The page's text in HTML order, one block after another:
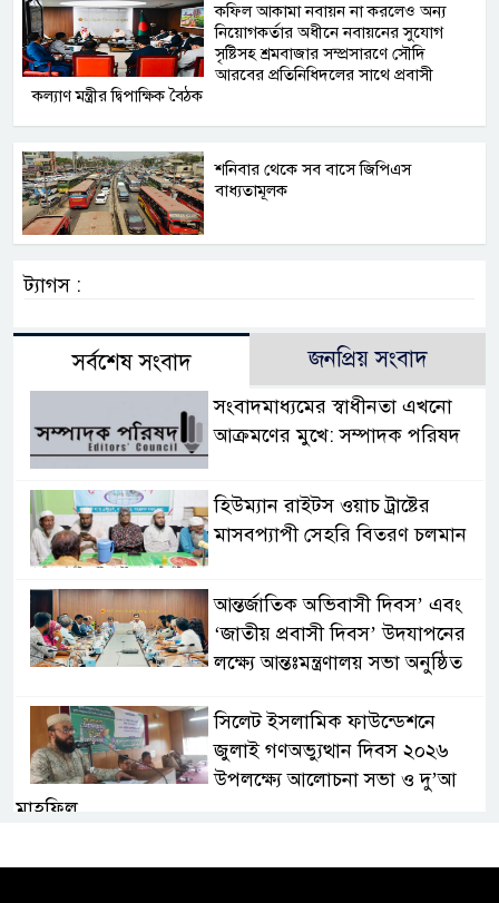
কফিল আকামা নবায়ন না করলেও অন্য
নিয়োগকর্তার অধীনে নবায়নের সুযোগ
সৃষ্টিসহ শ্রমবাজার সম্প্রসারণে সৌদি
আরবের প্রতিনিধিদলের সাথে প্রবাসী
কল্যাণ মন্ত্রীর দ্বিপাক্ষিক বৈঠক
শনিবার থেকে সব বাসে জিপিএস
বাধ্যতামূলক
ট্যাগস :
সর্বশেষ সংবাদ জনপ্রিয় সংবাদ
সংবাদমাধ্যমের স্বাধীনতা এখনো
আক্রমণের মুখে: সম্পাদক পরিষদ
হিউম্যান রাইটস ওয়াচ ট্রাষ্টের
মাসবপ্যাপী সেহরি বিতরণ চলমান
আন্তর্জাতিক অভিবাসী দিবস’ এবং
‘জাতীয় প্রবাসী দিবস’ উদযাপনের
লক্ষ্যে আন্তঃমন্ত্রণালয় সভা অনুষ্ঠিত
সিলেট ইসলামিক ফাউন্ডেশনে
জুলাই গণঅভ্যুত্থান দিবস ২০২৬
উপলক্ষ্যে আলোচনা সভা ও দু’আ
মাহফিল
পরিবেশ রক্ষায় ব্যক্তিগত উদ্যোগ